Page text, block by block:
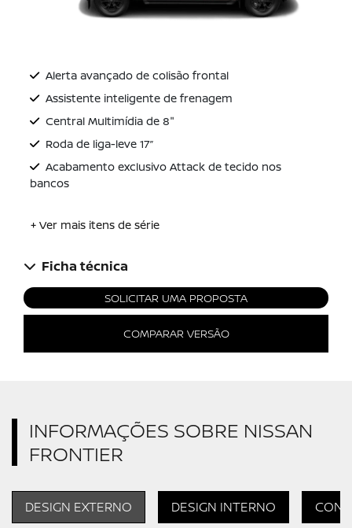
Alerta avançado de colisão frontal
Assistente inteligente de frenagem
Central Multimídia de 8"
Roda de liga-leve 17’’
Acabamento exclusivo Attack de tecido nos
bancos
+ Ver mais itens de série
Ficha técnica
SOLICITAR UMA PROPOSTA
COMPARAR VERSÃO
INFORMAÇÕES SOBRE NISSAN
FRONTIER
DESIGN EXTERNO DESIGN INTERNO